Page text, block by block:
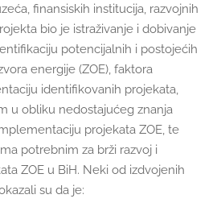
finansiskih institucija, razvojnih
bio je istraživanje i dobivanje
potencijalnih i postojećih
energije (ZOE), faktora
identifikovanih projekata,
u obliku nedostajućeg znanja
projekata ZOE, te
potrebnim za brži razvoj i
ZOE u BiH. Neki od izdvojenih
su da je: